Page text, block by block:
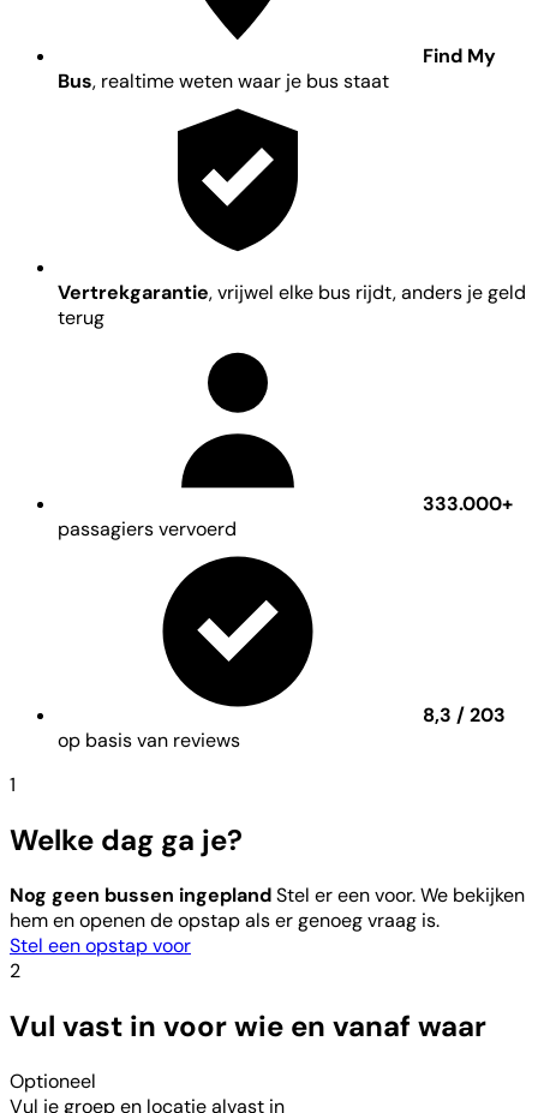
Find My
Bus, realtime weten waar je bus staat
Vertrekgarantie, vrijwel elke bus rijdt, anders je geld
terug
333.000+
passagiers vervoerd
8,3 / 203
op basis van reviews
1
Welke dag ga je?
Nog geen bussen ingeplandStel er een voor. We bekijken
hem en openen de opstap als er genoeg vraag is.
Stel een opstap voor
2
Vul vast in voor wie en vanaf waar
Optioneel
Vul je groep en locatie alvast in